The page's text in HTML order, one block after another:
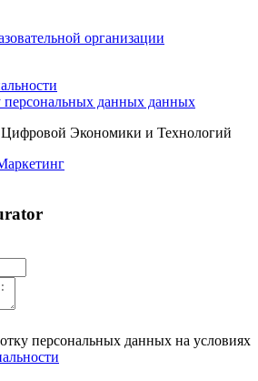
организации
персональных данных данных
Экономики и Технологий
персональных данных на условиях